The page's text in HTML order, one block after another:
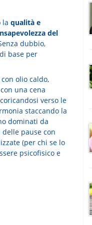
la qualità e
del
dubbio,
base per
olio caldo,
una cena
verso le
staccando la
dominati da
pause con
(per chi se lo
psicofisico e